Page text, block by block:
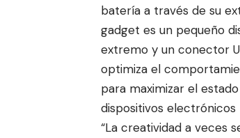
batería a través de su
gadget es un pequeño
extremo y un conector
optimiza el
para maximizar el
dispositivos electrónicos
“La creatividad a veces